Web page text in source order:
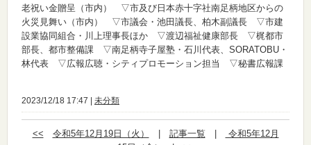
老祝い金贈呈（市内） ▽市及び日本赤十字社南足柄地区からの
火災見舞い（市内） ▽市議会・池田議長、柏木副議長 ▽市建
設業協同組合・川上理事長ほか ▽渡辺福祉健康部長 ▽梶都市
部長、都市整備課 ▽南足柄寺子屋塾・石川代表、SORATOBU・
林代表 ▽広報広聴・シティプロモーション担当 ▽秘書広報課
2023/12/18 17:47 | 未分類
<< 令和5年12月19日（火） 記事一覧
令和5年12月